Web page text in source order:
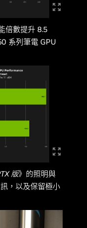
倍數提升 8.5
系列筆電 GPU
版》的照明與
，以及保留極小